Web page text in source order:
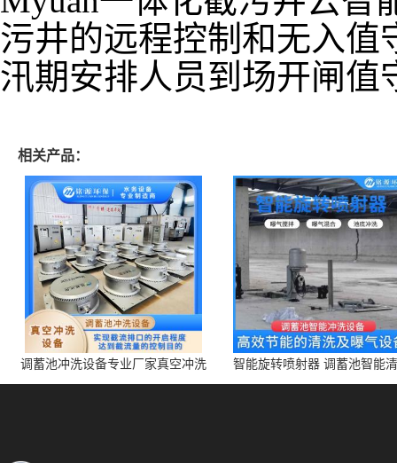
污井的远程控制和无入
汛期安排人员到场开闸值
相关产品：
调蓄池冲洗设备专业厂家真空冲洗
装置厂家青岛铭源环保减少堵塞设
智能旋转喷射器 调蓄池智能
点对点面对面旋转清洗